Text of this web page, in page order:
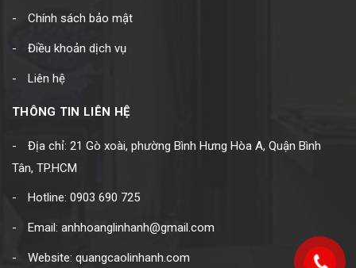
Chính sách bảo mật
Điều khoản dịch vụ
Liên hệ
THÔNG TIN LIÊN HỆ
Địa chỉ: 21 Gò xoài, phường Bình Hưng Hòa A, Quận Bình
Tân, TP.HCM
Hotline: 0903 690 725
Email: anhhoanglinhanh@gmail.com
Website: quangcaolinhanh.com